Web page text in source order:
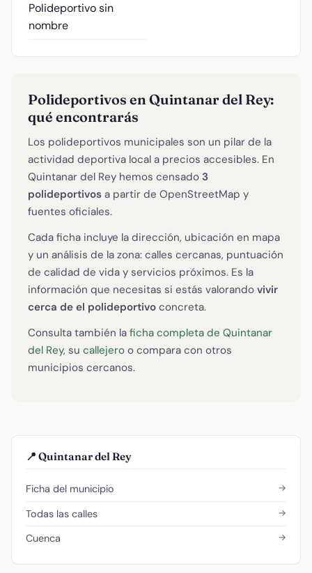
Polideportivo sin
nombre
Polideportivos en Quintanar del Rey:
qué encontrarás
Los polideportivos municipales son un pilar de la
actividad deportiva local a precios accesibles. En
Quintanar del Rey hemos censado 3
polideportivos a partir de OpenStreetMap y
fuentes oficiales.
Cada ficha incluye la dirección, ubicación en mapa
y un análisis de la zona: calles cercanas, puntuación
de calidad de vida y servicios próximos. Es la
información que necesitas si estás valorando vivir
cerca de el polideportivo concreta.
Consulta también la ficha completa de Quintanar
del Rey, su callejero o compara con otros
municipios cercanos.
📍 Quintanar del Rey
Ficha del municipio →
Todas las calles →
Cuenca →